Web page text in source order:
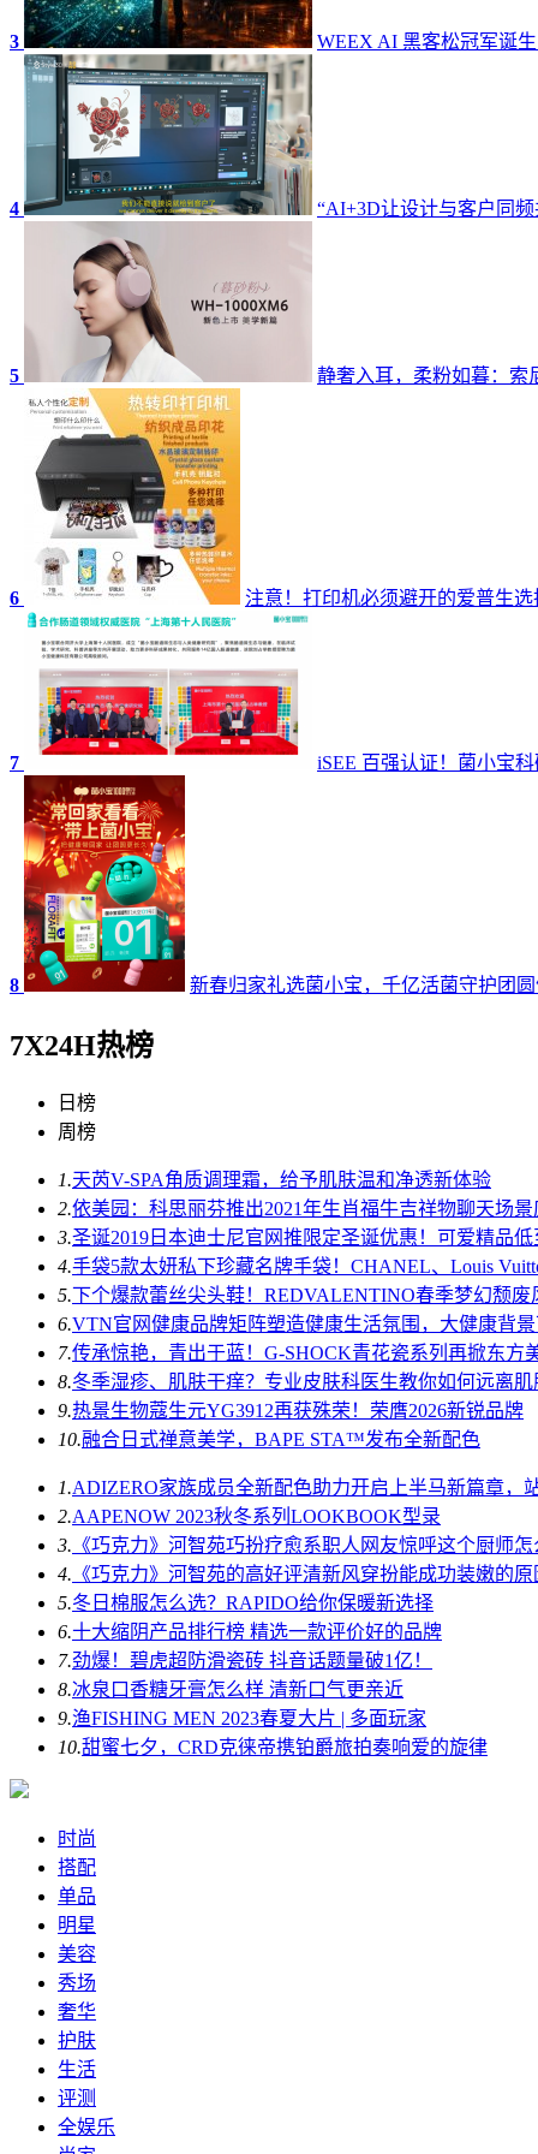
3 WEEX AI 黑客松冠军诞
4 “AI+3D让设计与客户同
5 静奢入耳，柔粉如暮：索
6 注意！打印机必须避开的爱普生
7 iSEE 百强认证！菌小宝
8 新春归家礼选菌小宝，千亿活菌守护团
7X24H热榜
日榜
周榜
1.天芮V-SPA角质调理霜，给予肌肤温和净透新体验
2.依美园：科思丽芬推出2021年生肖福牛吉祥物聊天场
3.圣诞2019日本迪士尼官网推限定圣诞优惠！可爱精品
4.手袋5款太妍私下珍藏名牌手袋！CHANEL、Louis
5.下个爆款蕾丝尖头鞋！REDVALENTINO春季梦幻颓废
6.VTN官网健康品牌矩阵塑造健康生活氛围，大健康背
7.传承惊艳，青出于蓝！G-SHOCK青花瓷系列再掀东方
8.冬季湿疹、肌肤干痒？专业皮肤科医生教你如何远离
9.热景生物蔻生元YG3912再获殊荣！荣膺2026新锐品牌
10.融合日式禅意美学，BAPE STA™发布全新配色
1.ADIZERO家族成员全新配色助力开启上半马新篇章，
2.AAPENOW 2023秋冬系列LOOKBOOK型录
3. 《巧克力》河智苑巧扮疗愈系职人网友惊呼这个厨师
4. 《巧克力》河智苑的高好评清新风穿扮能成功装嫩的
5.冬日棉服怎么选？RAPIDO给你保暖新选择
6.十大缩阴产品排行榜 精选一款评价好的品牌
7.劲爆！碧虎超防滑瓷砖 抖音话题量破1亿！
8.冰泉口香糖牙膏怎么样 清新口气更亲近
9.渔FISHING MEN 2023春夏大片 | 多面玩家
10.甜蜜七夕，CRD克徕帝携铂爵旅拍奏响爱的旋律
时尚
搭配
单品
明星
美容
秀场
奢华
护肤
生活
评测
全娱乐